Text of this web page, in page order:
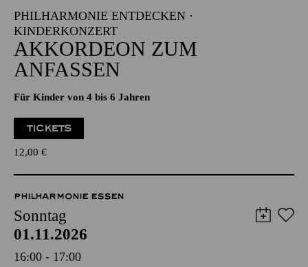
15:00 - 15:45
NATIONAL-BANK Pavillon
PHILHARMONIE ENTDECKEN ·
KINDERKONZERT
AKKORDEON ZUM
Für Kinder von 4 bis 6 Jahren
12,00€
PHILHARMONIE ESSEN
Sonntag